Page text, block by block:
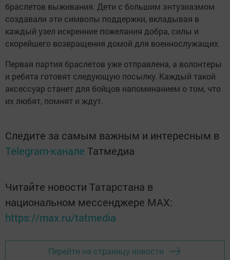
браслетов выживания. Дети с большим энтузиазмом
создавали эти символы поддержки, вкладывая в
каждый узел искренние пожелания добра, силы и
скорейшего возвращения домой для военнослужащих.
Первая партия браслетов уже отправлена, а волонтеры
и ребята готовят следующую посылку. Каждый такой
аксессуар станет для бойцов напоминанием о том, что
их любят, помнят и ждут.
Следите за самым важным и интересным в
Telegram-канале Татмедиа
Читайте новости Татарстана в
национальном мессенджере MАХ:
https://max.ru/tatmedia
Перейти на страницу новости